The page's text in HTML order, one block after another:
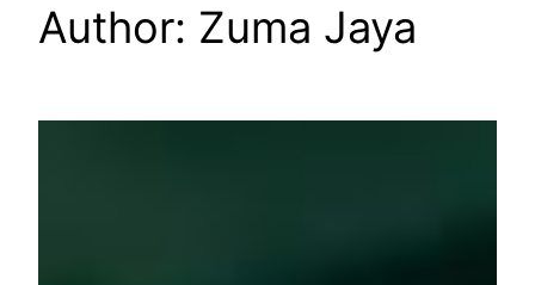
Author: Zuma Jaya